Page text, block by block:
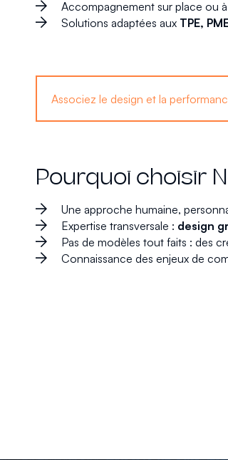
Accompagnement sur place ou
Solutions adaptées aux TPE,
Associez le design et la
Pourquoi choisir
Une approche humaine,
Expertise transversale : design
Pas de modèles tout faits : des
Connaissance des enjeux de